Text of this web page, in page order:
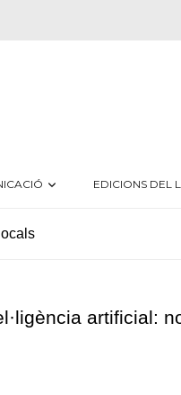
EDICIONS DEL
artificial: